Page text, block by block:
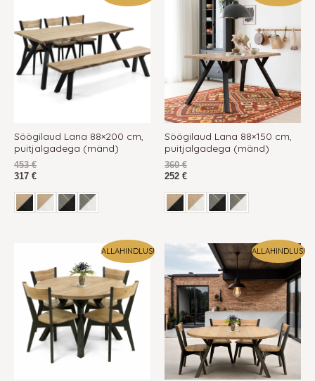
Söögilaud Lana 88×200 cm,
puitjalgadega (mänd)
453€
317 €
Söögilaud Lana 88×150 cm,
puitjalgadega (mänd)
360€
252 €
ALLAHINDLUS! ALLAHINDLUS!